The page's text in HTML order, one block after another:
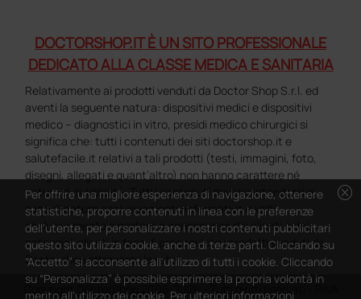
DOCTORSHOP.IT È UN SITO PROFESSIONALE
DEDICATO ALLA CLASSE MEDICA E SANITARIA
Relativamente ai prodotti venduti da Doctor Shop S.r.l. ed
aventi la seguente natura: dispositivi medici e dispositivi
medico – diagnostici in vitro, presidi medico chirurgici si
significa che: tutti i contenuti dei siti doctorshop.it e
salutefacile.it relativi a tali prodotti (testi, immagini, foto,
disegni, allegati e quant’altro) non hanno carattere né
natura di pubblicità. Tutti i contenuti devono intendersi e
sono di natura esclusivamente informativa e volti
esclusivamente a portare a conoscenza dei clienti e dei
potenziali clienti in fase di preacquisto i prodotti venduti da
Doctorshop attraverso la rete.
Copyright DoctorShop 2005-2026 - Tutti diritti riservati - P.IVA
cancel
Per offrire una migliore esperienza di navigazione, ottenere
statistiche, proporre contenuti in linea con le preferenze
dell'utente, per personalizzare i nostri contenuti pubblicitari
questo sito utilizza cookie, anche di terze parti. Cliccando su
“Accetto” si acconsente all'utilizzo di tutti i cookie. Cliccando
su “Personalizza” è possibile esprimere la propria volontà in
merito all'utilizzo dei cookie. Per ulteriori informazioni